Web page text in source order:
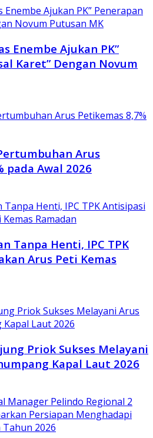
Enembe Ajukan PK”
Karet” Dengan Novum
Arus
pada Awal 2026
Tanpa Henti, IPC TPK
Arus Peti Kemas
Priok Sukses Melayani
Kapal Laut 2026